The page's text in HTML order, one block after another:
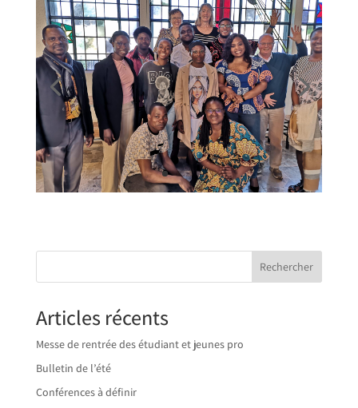
Rechercher
Articles récents
Messe de rentrée des étudiant et jeunes pro
Bulletin de l’été
Conférences à définir